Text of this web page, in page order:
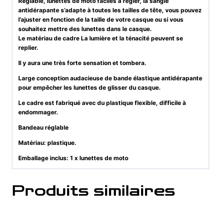
antidérapante s’adapte à toutes les tailles de tête, vous pouvez
l’ajuster en fonction de la taille de votre casque ou si vous
souhaitez mettre des lunettes dans le casque.
Le matériau de cadre La lumière et la ténacité peuvent se
replier.
Il y aura une très forte sensation et tombera.
Large conception audacieuse de bande élastique antidérapante
pour empêcher les lunettes de glisser du casque.
Le cadre est fabriqué avec du plastique flexible, difficile à
endommager.
Bandeau réglable
Matériau: plastique.
Emballage inclus: 1 x lunettes de moto
Produits similaires